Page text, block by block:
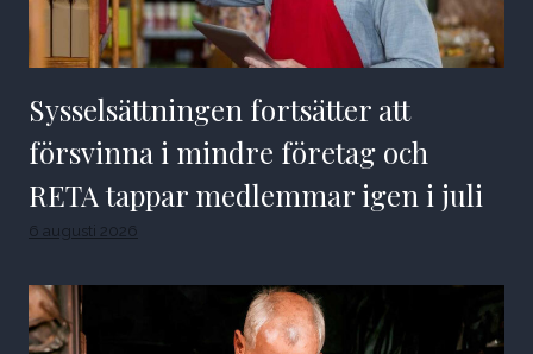
Sysselsättningen fortsätter att
försvinna i mindre företag och
RETA tappar medlemmar igen i juli
6 augusti 2026